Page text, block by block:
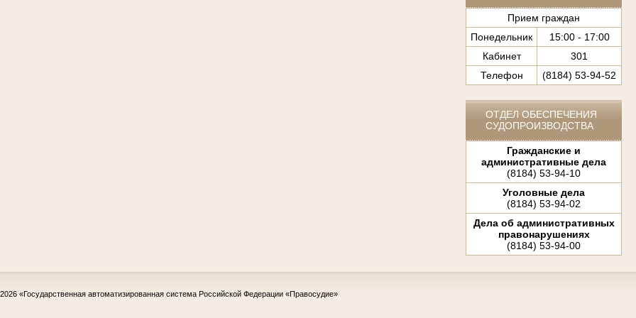
Прием граждан
Понедельник
15:00 - 17:00
Кабинет
301
Телефон
(8184) 53-94-52
ОТДЕЛ ОБЕСПЕЧЕНИЯ
СУДОПРОИЗВОДСТВА
Гражданские и
административные дела
(8184) 53-94-10
Уголовные дела
(8184) 53-94-02
Дела об административных
правонарушениях
(8184) 53-94-00
«Государственная автоматизированная система Российской Федерации «Правосудие»